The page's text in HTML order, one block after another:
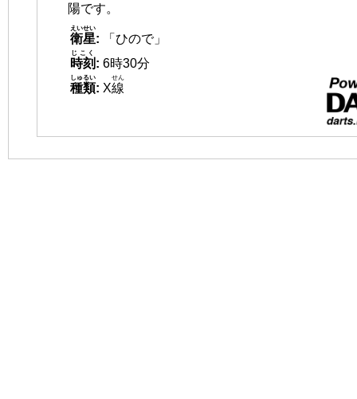
陽です。
衛星
えいせい
:
「ひので」
時刻
じこく
: 6時30分
種類
しゅるい
: X線
せん